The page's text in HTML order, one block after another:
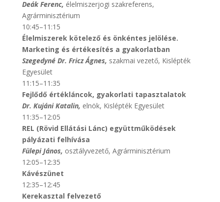
Deák Ferenc, élelmiszerjogi szakreferens,
Agrárminisztérium
10:45–11:15
Élelmiszerek kötelező és önkéntes jelölése.
Marketing és értékesítés a gyakorlatban
Szegedyné Dr. Fricz Ágnes, szakmai vezető, Kislépték
Egyesület
11:15–11:35
Fejlődő értékláncok, gyakorlati tapasztalatok
Dr. Kujáni Katalin, elnök, Kislépték Egyesület
11:35–12:05
REL (Rövid Ellátási Lánc) együttműködések
pályázati felhívása
Fülepi János, osztályvezető, Agrárminisztérium
12:05–12:35
Kávészünet
12:35–12:45
Kerekasztal felvezető